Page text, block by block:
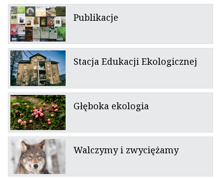
Publikacje
Stacja Edukacji Ekologicznej
Głęboka ekologia
Walczymy i zwyciężamy